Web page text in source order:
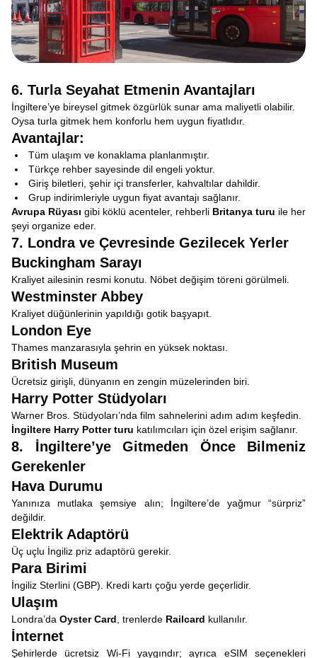
6. Turla Seyahat Etmenin Avantajları
İngiltere’ye bireysel gitmek özgürlük sunar ama maliyetli olabilir.
Oysa turla gitmek hem konforlu hem uygun fiyatlıdır.
Avantajlar:
Tüm ulaşım ve konaklama planlanmıştır.
Türkçe rehber sayesinde dil engeli yoktur.
Giriş biletleri, şehir içi transferler, kahvaltılar dahildir.
Grup indirimleriyle uygun fiyat avantajı sağlanır.
Avrupa Rüyası gibi köklü acenteler, rehberli Britanya turu ile her
şeyi organize eder.
7. Londra ve Çevresinde Gezilecek Yerler
Buckingham Sarayı
Kraliyet ailesinin resmi konutu. Nöbet değişim töreni görülmeli.
Westminster Abbey
Kraliyet düğünlerinin yapıldığı gotik başyapıt.
London Eye
Thames manzarasıyla şehrin en yüksek noktası.
British Museum
Ücretsiz girişli, dünyanın en zengin müzelerinden biri.
Harry Potter Stüdyoları
Warner Bros. Stüdyoları’nda film sahnelerini adım adım keşfedin.
İngiltere Harry Potter turu katılımcıları için özel erişim sağlanır.
8. İngiltere’ye Gitmeden Önce Bilmeniz
Gerekenler
Hava Durumu
Yanınıza mutlaka şemsiye alın; İngiltere’de yağmur “sürpriz”
değildir.
Elektrik Adaptörü
Üç uçlu İngiliz priz adaptörü gerekir.
Para Birimi
İngiliz Sterlini (GBP). Kredi kartı çoğu yerde geçerlidir.
Ulaşım
Londra’da Oyster Card , trenlerde Railcard kullanılır.
İnternet
Şehirlerde ücretsiz Wi-Fi yaygındır; ayrıca eSIM seçenekleri